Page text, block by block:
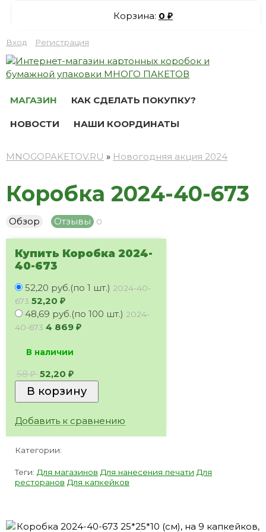
Корзина: 0 ₽
Вход Регистрация
МАГАЗИН КАК СДЕЛАТЬ ПОКУПКУ?
НОВОСТИ НАШИ КООРДИНАТЫ
MNOGOPAKETOV.RU » Новогодняя акция 2024
Коробка 2024-40-673
Обзор Отзывы 0
Купить Коробка 2024-
40-673
52,20 руб.(по 1 шт.) 2024-40-
673 52,20 ₽
48,69 руб.(по 100 шт.) 2024-
40-673 4 869 ₽
В наличии
58₽ 52,20 ₽
Добавить к сравнению
Категории:
Теги: Для магазинов Для нанесения печати Для
ресторанов Для капкейков